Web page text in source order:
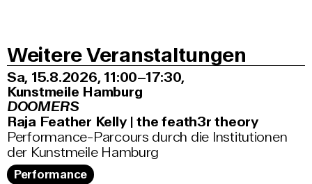
Weitere Veranstaltungen
Sa, 15.8.2026 11:00–17:30,
Kunstmeile Hamburg
DOOMERS
Raja Feather Kelly | the feath3r theory
Performance-Parcours durch die Institutionen
der Kunstmeile Hamburg
Performance